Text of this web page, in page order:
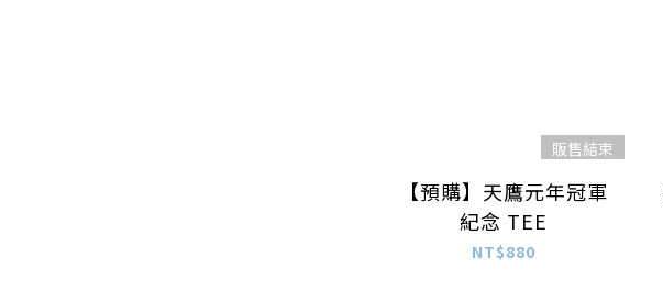
販售結束
【預購】天鷹元年冠軍
紀念 TEE
NT$880